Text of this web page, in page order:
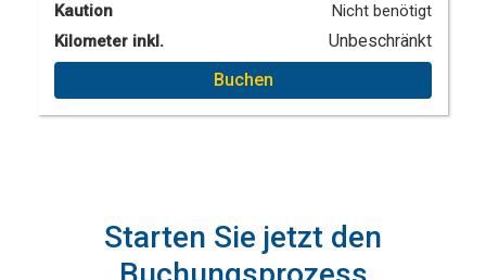
Kaution
Nicht benötigt
Kilometer inkl.
Unbeschränkt
Buchen
Starten Sie jetzt den